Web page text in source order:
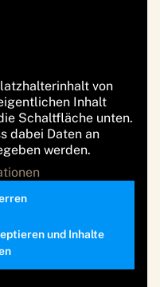
von
Inhalt
Schaltfläche unten.
dabei Daten an
werden.
und Inhalte